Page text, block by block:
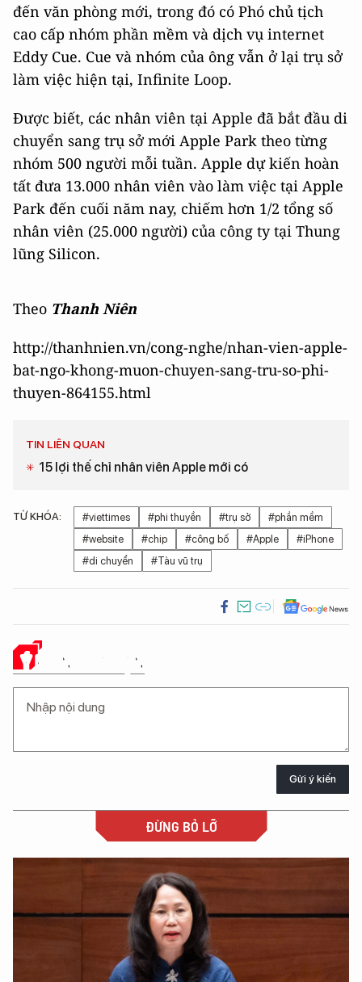
đến văn phòng mới, trong đó có Phó chủ tịch
cao cấp nhóm phần mềm và dịch vụ internet
Eddy Cue. Cue và nhóm của ông vẫn ở lại trụ sở
làm việc hiện tại, Infinite Loop.
Được biết, các nhân viên tại Apple đã bắt đầu di
chuyển sang trụ sở mới Apple Park theo từng
nhóm 500 người mỗi tuần. Apple dự kiến hoàn
tất đưa 13.000 nhân viên vào làm việc tại Apple
Park đến cuối năm nay, chiếm hơn 1/2 tổng số
nhân viên (25.000 người) của công ty tại Thung
lũng Silicon.
Theo Thanh Niên
http://thanhnien.vn/cong-nghe/nhan-vien-apple-
bat-ngo-khong-muon-chuyen-sang-tru-so-phi-
thuyen-864155.html
TIN LIÊN QUAN
15 lợi thế chỉ nhân viên Apple mới có
TỪ KHÓA: #viettimes #phi thuyền #trụ sở
#phần mềm
#website
#chip #công bố #Apple
#iPhone
#di chuyển
#Tàu vũ trụ
Ý KIẾN CỦA BẠN
Gửi ý kiến
ĐỪNG BỎ LỠ